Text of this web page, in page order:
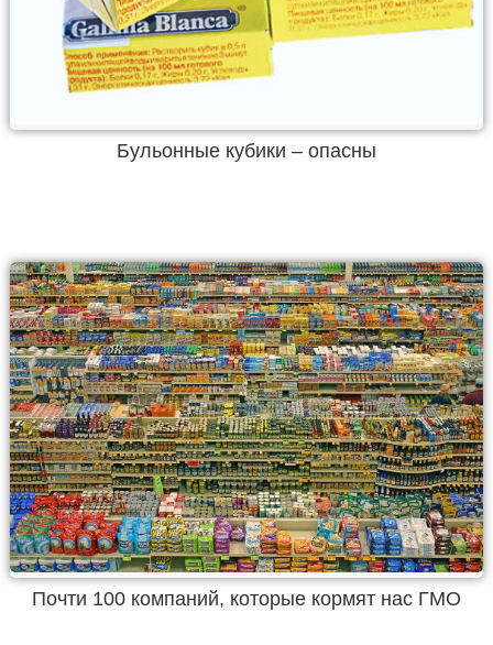
Бульонные кубики – опасны
Почти 100 компаний, которые кормят нас ГМО